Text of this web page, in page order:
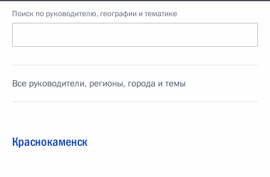
Поиск по руководителю, географии и тематике
Все руководители, регионы, города и темы
Краснокаменск